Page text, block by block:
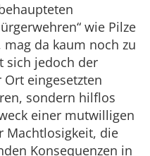
wie Pilze
da kaum noch zu
sich jedoch der
eingesetzten
sondern hilflos
einer mutwilligen
Machtlosigkeit, die
Konsequenzen in